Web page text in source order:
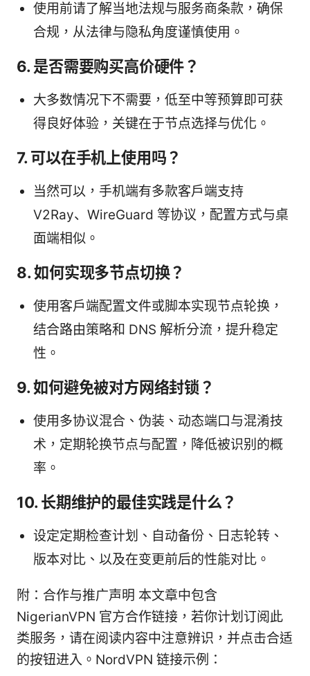
使用前请了解当地法规与服务商条款，确保
合规，从法律与隐私角度谨慎使用。
6. 是否需要购买高价硬件？
大多数情况下不需要，低至中等预算即可获
得良好体验，关键在于节点选择与优化。
7. 可以在手机上使用吗？
当然可以，手机端有多款客户端支持
V2Ray、WireGuard 等协议，配置方式与桌
面端相似。
8. 如何实现多节点切换？
使用客户端配置文件或脚本实现节点轮换，
结合路由策略和 DNS 解析分流，提升稳定
性。
9. 如何避免被对方网络封锁？
使用多协议混合、伪装、动态端口与混淆技
术，定期轮换节点与配置，降低被识别的概
率。
10. 长期维护的最佳实践是什么？
设定定期检查计划、自动备份、日志轮转、
版本对比、以及在变更前后的性能对比。
附：合作与推广声明 本文章中包含
NigerianVPN 官方合作链接，若你计划订阅此
类服务，请在阅读内容中注意辨识，并点击合适
的按钮进入。NordVPN 链接示例：